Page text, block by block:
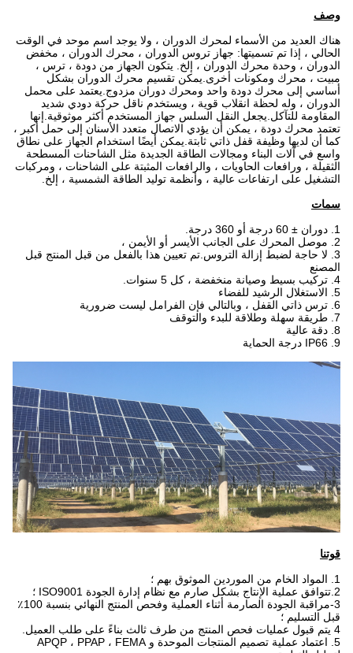
وصف
هناك العديد من الأسماء لمحرك الدوران ، ولا يوجد اسم موحد في الوقت
الحالي ، إذا تم تسميتها: جهاز تروس الدوران ، محرك الدوران ، مخفض
الدوران ، وحدة محرك الدوران ، إلخ. يتكون الجهاز من دودة ، ترس ،
مبيت ، محرك ومكونات أخرى.يمكن تقسيم محرك الدوران بشكل
أساسي إلى محرك دودة واحد ومحرك دوران مزدوج.يعتمد على محمل
الدوران ، وله لحظة انقلاب قوية ، ويستخدم ناقل حركة دودي شديد
المقاومة للتآكل.يجعل النقل السلس جهاز المستخدم أكثر موثوقية.إنها
تعتمد محرك دودة ، يمكن أن يؤدي الاتصال متعدد الأسنان إلى حمل أكبر ،
كما أن لديها وظيفة قفل ذاتي ثابتة.يمكن أيضًا استخدام الجهاز على نطاق
واسع في آلات البناء ومجالات الطاقة الجديدة مثل الشاحنات المسطحة
الثقيلة ، ورافعات الحاويات ، والرافعات المثبتة على الشاحنات ، ومركبات
التشغيل على ارتفاعات عالية ، وأنظمة توليد الطاقة الشمسية ، إلخ.
سمات
3. لا حاجة لضبط إزالة التروس.تم تعيين هذا بالفعل من قبل المنتج قبل
المصنع
4. تركيب بسيط وصيانة منخفضة ، كل 5 سنوات.
5. الاستغلال الرشيد للفضاء
6. ترس ذاتي القفل ، وبالتالي فإن الفرامل ليست ضرورية
8. دقة عالية
9. IP66 درجة الحماية
قوتنا
3-مراقبة الجودة الصارمة أثناء العملية وفحص المنتج النهائي بنسبة 100٪
قبل التسليم ؛
4 يتم قبول عمليات فحص المنتج من طرف ثالث بناءً على طلب العميل.
5. اعتماد عملية تصميم المنتجات الموحدة و APQP ، PPAP ، FEMA